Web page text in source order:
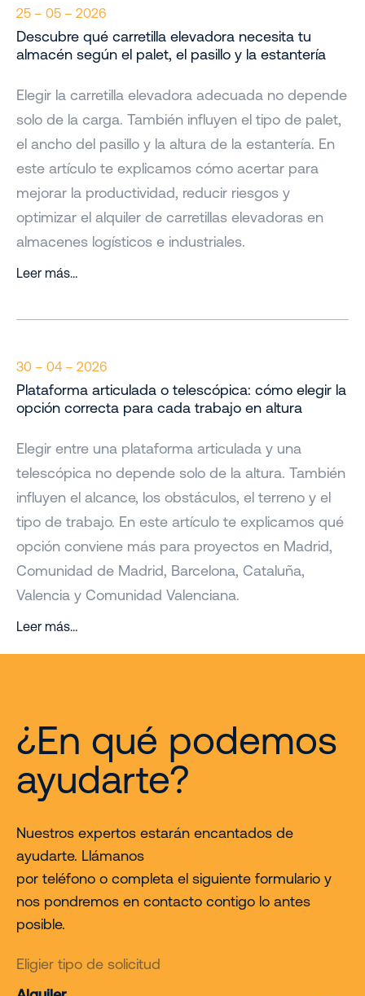
25 – 05 – 2026
Descubre qué carretilla elevadora necesita tu
almacén según el palet, el pasillo y la estantería
Elegir la carretilla elevadora adecuada no depende
solo de la carga. También influyen el tipo de palet,
el ancho del pasillo y la altura de la estantería. En
este artículo te explicamos cómo acertar para
mejorar la productividad, reducir riesgos y
optimizar el alquiler de carretillas elevadoras en
almacenes logísticos e industriales.
Leer más…
30 – 04 – 2026
Plataforma articulada o telescópica: cómo elegir la
opción correcta para cada trabajo en altura
Elegir entre una plataforma articulada y una
telescópica no depende solo de la altura. También
influyen el alcance, los obstáculos, el terreno y el
tipo de trabajo. En este artículo te explicamos qué
opción conviene más para proyectos en Madrid,
Comunidad de Madrid, Barcelona, Cataluña,
Valencia y Comunidad Valenciana.
Leer más…
¿En qué podemos
ayudarte?
Nuestros expertos estarán encantados de
ayudarte. Llámanos
por teléfono o completa el siguiente formulario y
nos pondremos en contacto contigo lo antes
posible.
Eligier tipo de solicitud